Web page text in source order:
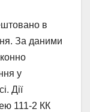
в
За даними
у
Дії
111-2 КК